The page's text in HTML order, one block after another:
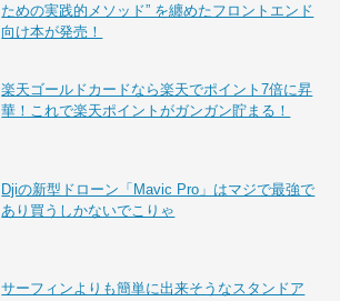
ための実践的メソッド” を纏めたフロントエンド
向け本が発売！
楽天ゴールドカードなら楽天でポイント7倍に昇
華！これで楽天ポイントがガンガン貯まる！
Djiの新型ドローン「Mavic Pro」はマジで最強で
あり買うしかないでこりゃ
サーフィンよりも簡単に出来そうなスタンドア